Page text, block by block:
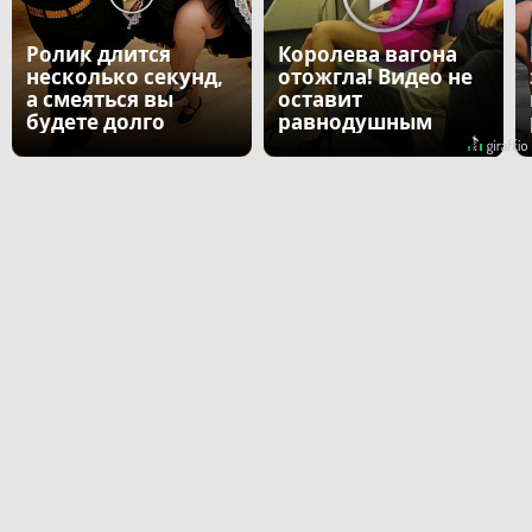
Ролик длится
несколько секунд,
а смеяться вы
будете долго
Королева вагона
отожгла! Видео не
оставит
равнодушным